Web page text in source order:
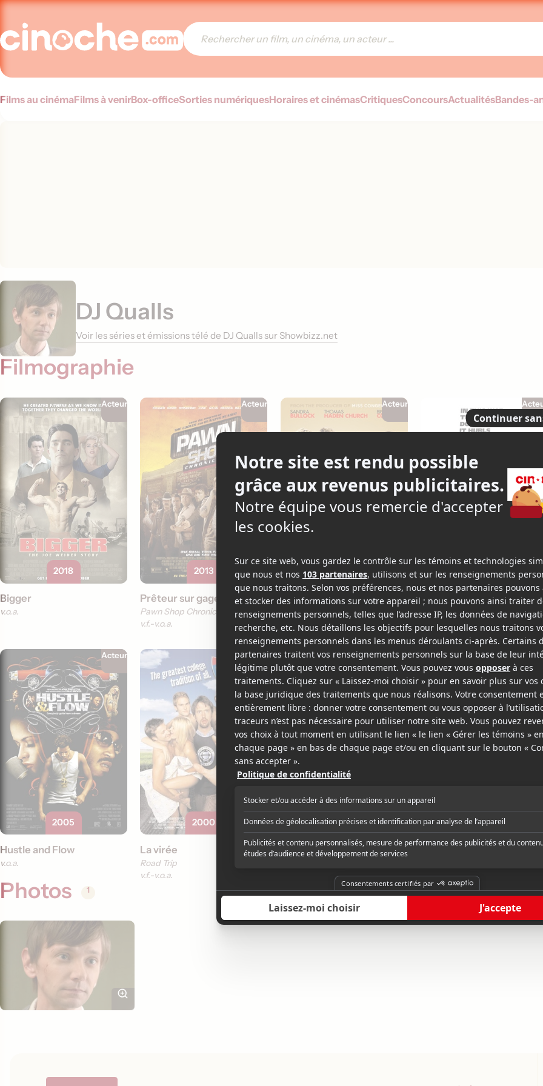
Films au cinémaFilms à venirBox-officeSorties numériquesHoraires et cinémasCritiquesConcoursActualitésBandes-
DJ Qualls
Voir les séries et émissions télé de DJ Qualls sur Showbizz.net
Filmographie
Acteur
2018
Bigger
v.o.a.
Acteur
2013
Prêteur sur gages
Pawn Shop Chronicles
v.f. v.o.a.
Acteur
2009
Tout sur Steve
All About Steve
v.f.
v.o.a.
2007
Delta Farce
v.o.a.
Acteur
2005
Hustle and Flow
v.o.a.
Acteur
2000
La virée
Road Trip
v.f. v.o.a.
Photos 1